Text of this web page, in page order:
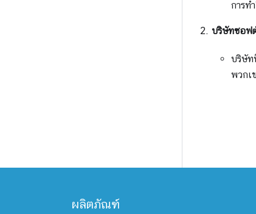
การท
บริษัทซอฟ
บริษัท
พวกเ
ผลิตภัณฑ์